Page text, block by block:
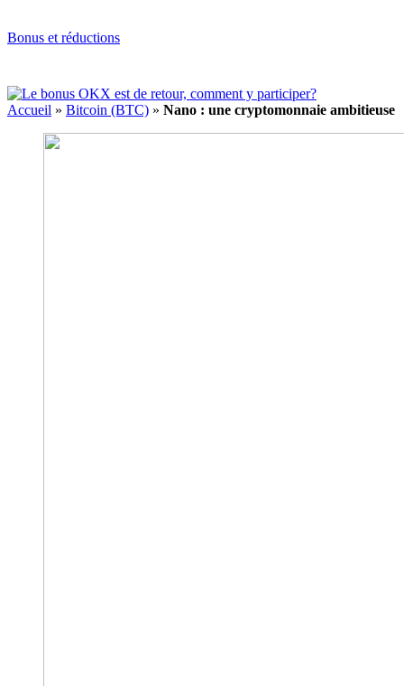
Bonus et réductions
Accueil » Bitcoin (BTC) » Nano : une cryptomonnaie ambitieuse